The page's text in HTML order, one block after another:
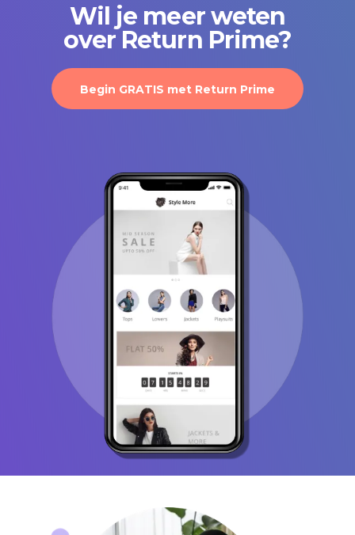
Wil je meer weten
over Return Prime?
Begin GRATIS met Return Prime